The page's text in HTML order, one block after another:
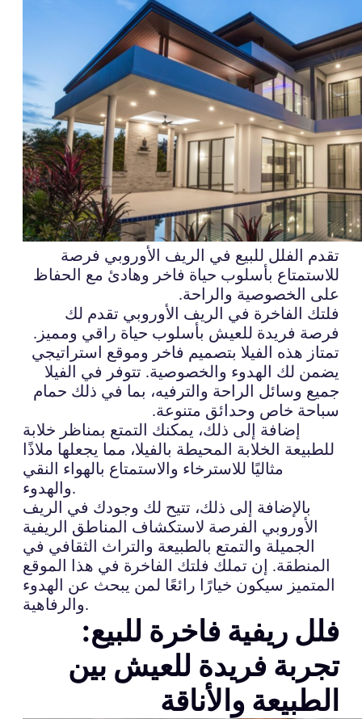
تقدم الفلل للبيع في الريف الأوروبي فرصة
للاستمتاع بأسلوب حياة فاخر وهادئ مع الحفاظ
على الخصوصية والراحة.
فلتك الفاخرة في الريف الأوروبي تقدم لك
فرصة فريدة للعيش بأسلوب حياة راقي ومميز.
تمتاز هذه الفيلا بتصميم فاخر وموقع استراتيجي
يضمن لك الهدوء والخصوصية. تتوفر في الفيلا
جميع وسائل الراحة والترفيه، بما في ذلك حمام
سباحة خاص وحدائق متنوعة.
إضافة إلى ذلك، يمكنك التمتع بمناظر خلابة
للطبيعة الخلابة المحيطة بالفيلا، مما يجعلها ملاذًا
مثاليًا للاسترخاء والاستمتاع بالهواء النقي
والهدوء.
بالإضافة إلى ذلك، تتيح لك وجودك في الريف
الأوروبي الفرصة لاستكشاف المناطق الريفية
الجميلة والتمتع بالطبيعة والتراث الثقافي في
المنطقة. إن تملك فلتك الفاخرة في هذا الموقع
المتميز سيكون خيارًا رائعًا لمن يبحث عن الهدوء
والرفاهية.
فلل ريفية فاخرة للبيع:
تجربة فريدة للعيش بين
الطبيعة والأناقة